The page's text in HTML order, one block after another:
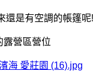
還是有空調的帳篷呢!
露營區營位